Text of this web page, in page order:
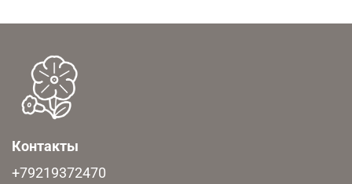
Контакты
+79219372470